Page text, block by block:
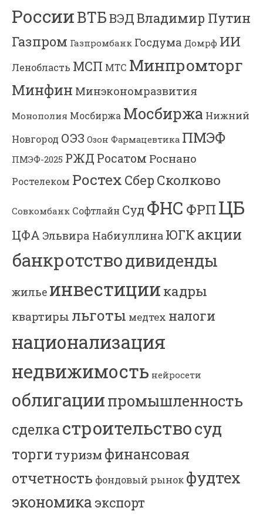
РоссииВТБВЭДВладимир Путин
Газпром Газпромбанк Госдума Домрф ИИ
Ленобласть МСП МТС Минпромторг
Минфин Минэкономразвития
Монополия Мосбиржа Мосбиржа Нижний
Новгород ОЭЗ Озон Фармацевтика ПМЭФ
ПМЭФ-2025 РЖД Росатом Роснано
Ростелеком Ростех Сбер Сколково
Совкомбанк Софтлайн Суд ФНС ФРП ЦБ
ЦФА Эльвира Набиуллина ЮГК акции
банкротстводивиденды
жилье инвестиции кадры
квартиры льготы медтех налоги
национализация
недвижимость нейросети
облигациипромышленность
сделкастроительствосуд
торгитуризм финансовая
отчетность фондовый рынок фудтех
экономика экспорт